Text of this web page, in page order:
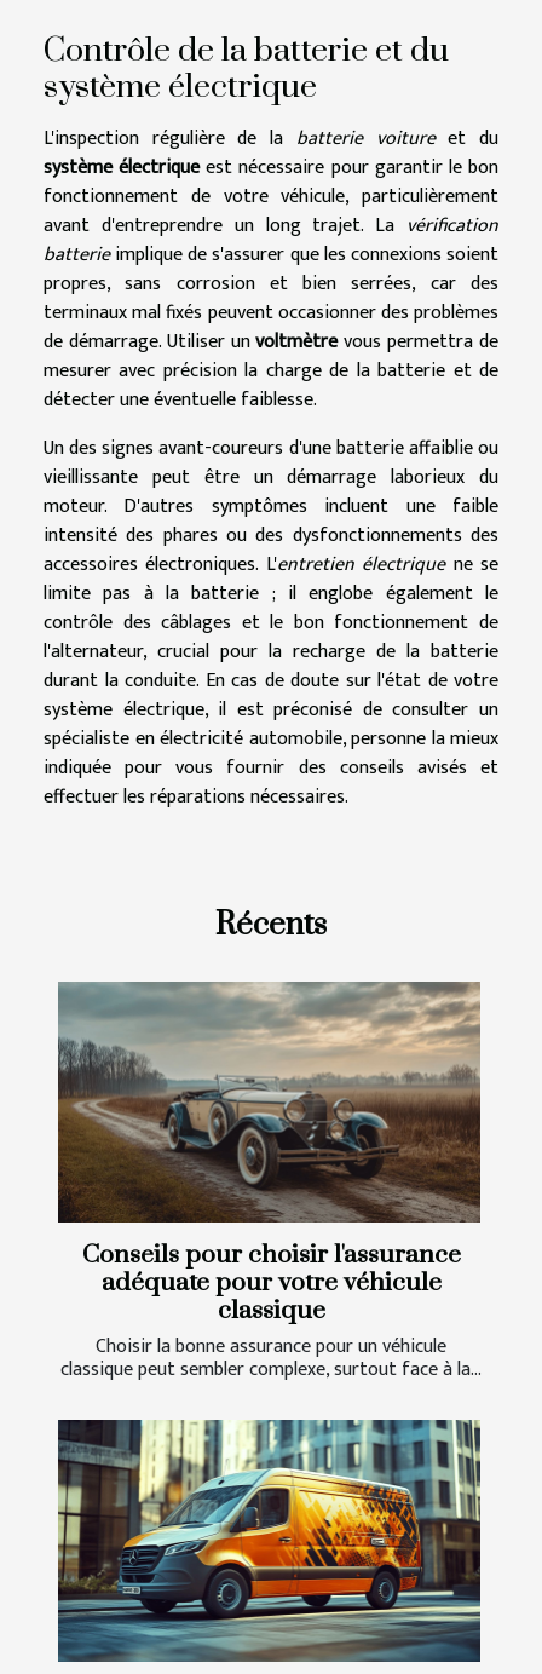
Contrôle de la batterie et du
système électrique
L'inspection régulière de la batterie voitureet du
système électriqueest nécessaire pour garantir le bon
fonctionnement de votre véhicule, particulièrement
avant d'entreprendre un long trajet. La vérification
batterieimplique de s'assurer que les connexions soient
propres, sans corrosion et bien serrées, car des
terminaux mal fixés peuvent occasionner des problèmes
de démarrage. Utiliser unvoltmètrevous permettra de
mesurer avec précision la charge de la batterie et de
détecter une éventuelle faiblesse.
Un des signes avant-coureurs d'une batterie affaiblie ou
vieillissante peut être un démarrage laborieux du
moteur. D'autres symptômes incluent une faible
intensité des phares ou des dysfonctionnements des
accessoires électroniques. L'entretien électriquene se
limite pas à la batterie ; il englobe également le
contrôle des câblages et le bon fonctionnement de
l'alternateur, crucial pour la recharge de la batterie
durant la conduite. En cas de doute sur l'état de votre
système électrique, il est préconisé de consulter un
spécialiste en électricité automobile, personne la mieux
indiquée pour vous fournir des conseils avisés et
effectuer les réparations nécessaires.
Récents
Conseils pour choisir l'assurance
adéquate pour votre véhicule
classique
Choisir la bonne assurance pour un véhicule
classique peut sembler complexe, surtout face à la...